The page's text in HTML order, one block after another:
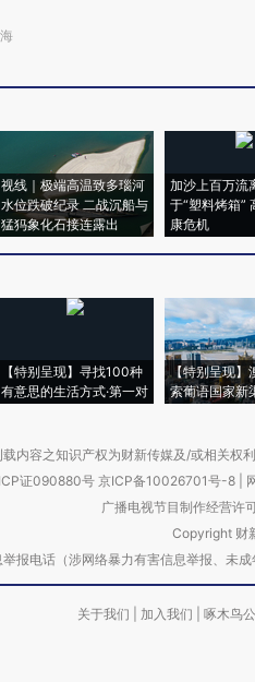
视线｜极端高温致多瑙河
水位跌破纪录 二战沉船与
猛犸象化石接连露出
加沙上百万流
于“塑料烤箱”
康危机
【特别呈现】寻找100种
有意思的生活方式·第一对
【特别呈现】
索葡语国家新
内容之知识产权为财新传媒及/或相关权
证090880号 京ICP备10026701号-8
广播电视节目制作经营许
Copyright 财
举报电话（涉网络暴力有害信息举报、
关于我们 加入我们 啄木鸟